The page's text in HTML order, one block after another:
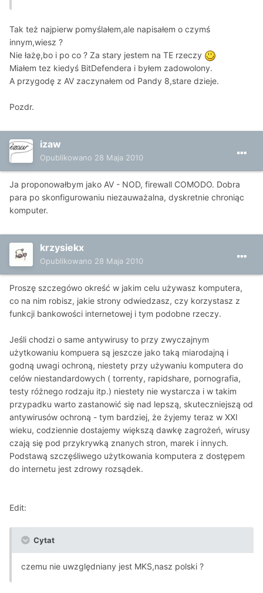
Tak też najpierw pomyślałem,ale napisałem o czymś
innym,wiesz ?
Nie łażę,bo i po co ? Za stary jestem na TE rzeczy
Miałem tez kiedyś BitDefendera i byłem zadowolony.
A przygodę z AV zaczynałem od Pandy 8,stare dzieje.
Pozdr.
izaw
Opublikowano 28 Maja 2010
Ja proponowałbym jako AV - NOD, firewall COMODO. Dobra
para po skonfigurowaniu niezauważalna, dyskretnie chroniąc
komputer.
krzysiekx
Opublikowano 28 Maja 2010
Proszę szczegówo okreść w jakim celu używasz komputera,
co na nim robisz, jakie strony odwiedzasz, czy korzystasz z
funkcji bankowości internetowej i tym podobne rzeczy.
Jeśli chodzi o same antywirusy to przy zwyczajnym
użytkowaniu kompuera są jeszcze jako taką miarodajną i
godną uwagi ochroną, niestety przy używaniu komputera do
celów niestandardowych ( torrenty, rapidshare, pornografia,
testy różnego rodzaju itp.) niestety nie wystarcza i w takim
przypadku warto zastanowić się nad lepszą, skuteczniejszą od
antywirusów ochroną - tym bardziej, że żyjemy teraz w XXI
wieku, codziennie dostajemy większą dawkę zagrożeń, wirusy
czają się pod przykrywką znanych stron, marek i innych.
Podstawą szczęśliwego użytkowania komputera z dostępem
do internetu jest zdrowy rozsądek.
Edit:
Cytat
czemu nie uwzględniany jest MKS,nasz polski ?